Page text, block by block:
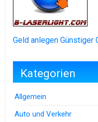
Geld anlegen Günstiger
Kategorien
Allgemein
Auto und Verkehr